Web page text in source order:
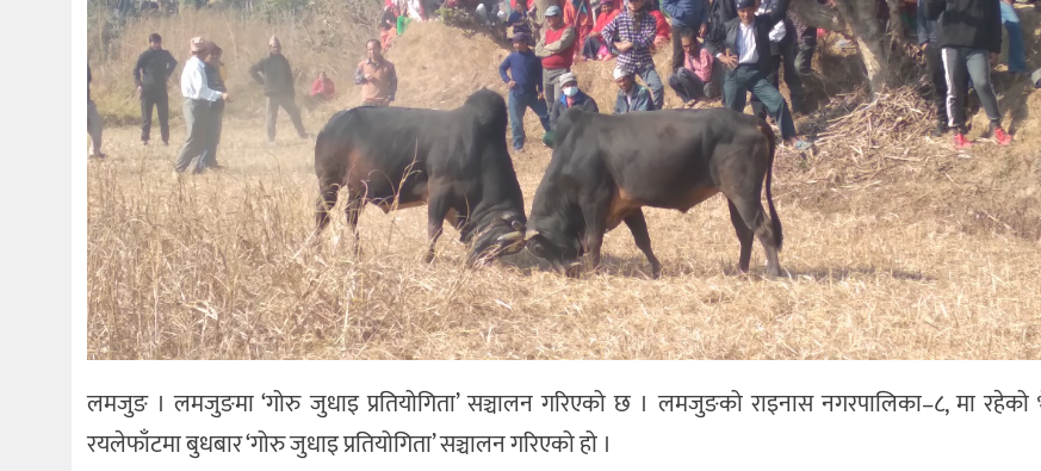
लमजुङ । लमजुङमा ‘गोरु जुधाइ प्रतियोगिता’ सञ्चालन गरिएको छ । लमजुङको राइनास नगरपालिका–८, मा
रयलेफाँटमा बुधबार ‘गोरु जुधाइ प्रतियोगिता’ सञ्चालन गरिएको हो ।